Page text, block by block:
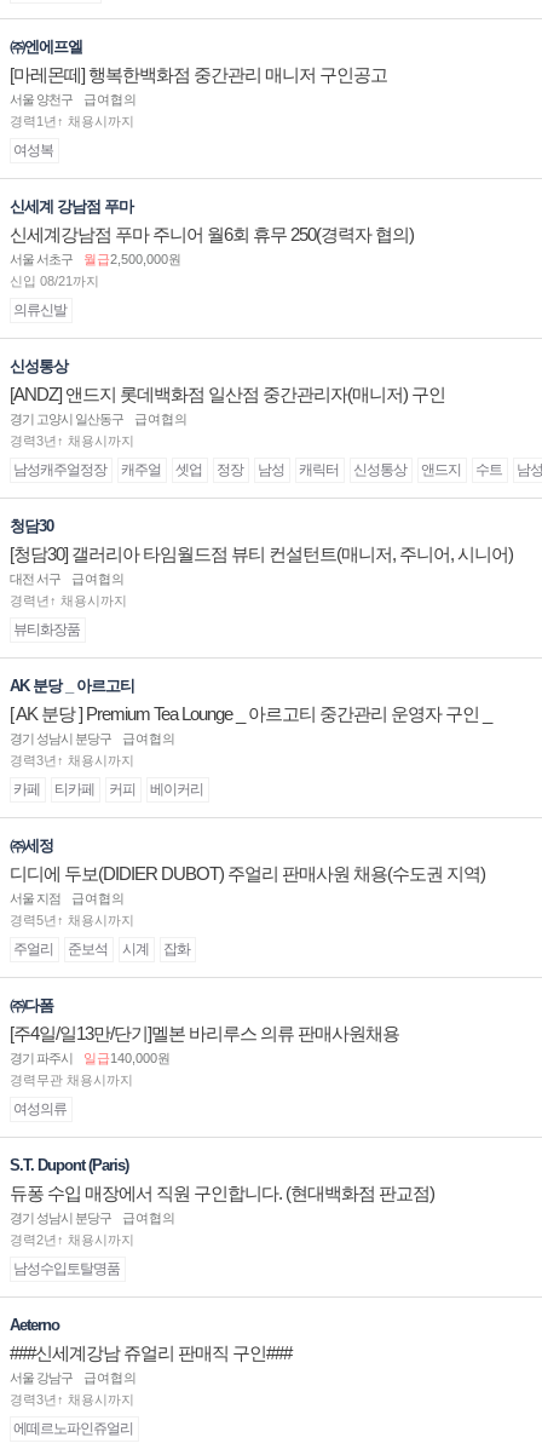
㈜엔에프엘
[마레몬떼] 행복한백화점 중간관리 매니저 구인공고
서울 양천구
급여협의
경력1년↑ 채용시까지
여성복
신세계 강남점 푸마
신세계강남점 푸마 주니어 월6회 휴무 250(경력자 협의)
서울 서초구 월급2,500,000원
신입 08/21까지
의류신발
신성통상
[ANDZ] 앤드지 롯데백화점 일산점 중간관리자(매니저) 구인
경기 고양시 일산동구
급여협의
경력3년↑ 채용시까지
남성캐주얼정장 캐주얼 셋업 정장 남성 캐릭터 신성통상 앤드지 수트 남
청담30
[청담30] 갤러리아 타임월드점 뷰티 컨설턴트(매니저, 주니어, 시니어)
채용
대전 서구
급여협의
경력년↑ 채용시까지
뷰티화장품
AK 분당 _ 아르고티
[ AK 분당 ] Premium Tea Lounge _ 아르고티 중간관리 운영자 구인 _
경기 성남시 분당구
급여협의
경력3년↑ 채용시까지
카페 티카페 커피 베이커리
㈜세정
디디에 두보(DIDIER DUBOT) 주얼리 판매사원 채용(수도권 지역)
서울 지점
급여협의
경력5년↑ 채용시까지
주얼리 준보석 시계 잡화
㈜다폼
[주4일/일13만/단기]멜본 바리루스 의류 판매사원채용
경기 파주시 일급140,000원
경력무관 채용시까지
여성의류
S.T. Dupont (Paris)
듀퐁 수입 매장에서 직원 구인합니다. (현대백화점 판교점)
경기 성남시 분당구
급여협의
경력2년↑ 채용시까지
남성수입토탈명품
Aeterno
###신세계강남 쥬얼리 판매직 구인###
서울 강남구
급여협의
경력3년↑ 채용시까지
에떼르노파인쥬얼리